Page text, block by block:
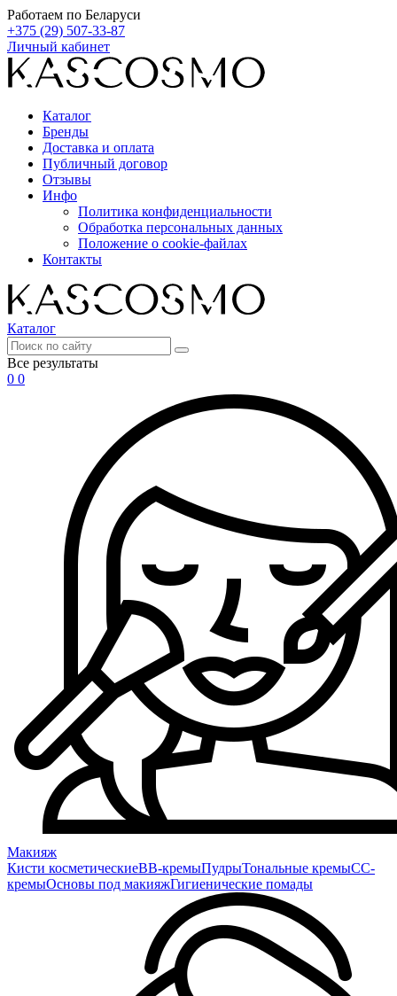
Работаем по Беларуси
+375 (29) 507-33-87
Личный кабинет
Каталог
Бренды
Доставка и оплата
Публичный договор
Отзывы
Инфо
Политика конфиденциальности
Обработка персональных данных
Положение о cookie-файлах
Контакты
Каталог
Все результаты
0 0
Макияж
Кисти косметическиеBB-кремыПудрыТональные кремыCC-
кремыОсновы под макияжГигиенические помады